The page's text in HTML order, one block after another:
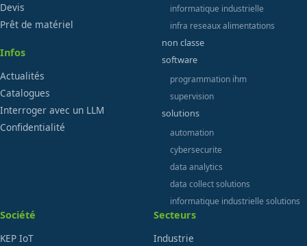
Devis
Prêt de matériel
Infos
Actualités
Catalogues
Interroger avec un LLM
Confidentialité
informatique industrielle
infra reseaux alimentations
non classe
software
programmation ihm
supervision
solutions
automation
cybersecurite
data analytics
data collect solutions
informatique industrielle solutions
Société
KEP IoT
Secteurs
Industrie